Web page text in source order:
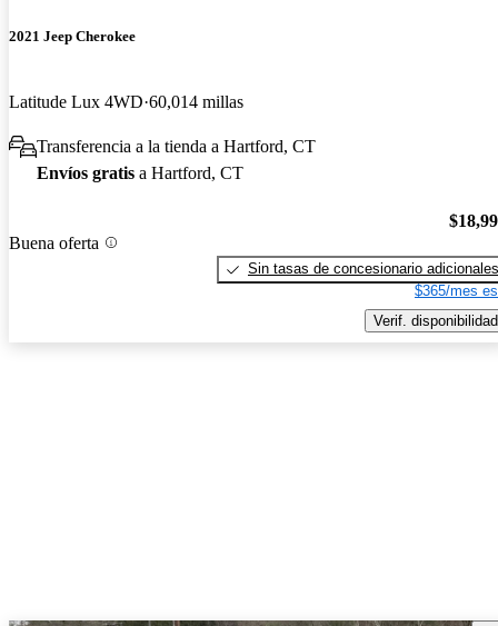
2021 Jeep Cherokee
Latitude Lux 4WD 60,014 millas
Transferencia a la tienda a Hartford, CT
Envíos gratis a Hartford, CT
Buena oferta
Sin tasas de concesionario adicionales
$365/mes
Verif. disponibilidad